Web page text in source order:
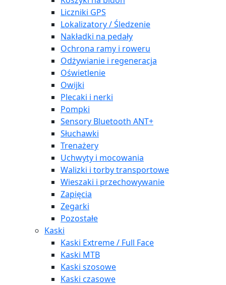
Liczniki GPS
Lokalizatory / Śledzenie
Nakładki na pedały
Ochrona ramy i roweru
Odżywianie i regeneracja
Oświetlenie
Owijki
Plecaki i nerki
Pompki
Sensory Bluetooth ANT+
Słuchawki
Trenażery
Uchwyty i mocowania
Walizki i torby transportowe
Wieszaki i przechowywanie
Zapięcia
Zegarki
Pozostałe
Kaski
Kaski Extreme / Full Face
Kaski MTB
Kaski szosowe
Kaski czasowe